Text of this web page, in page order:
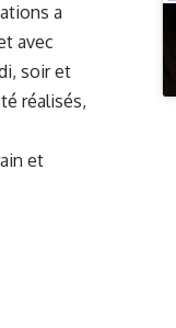
a
avec
soir et
réalisés,
et